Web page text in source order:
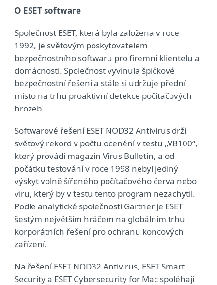
O ESET software
Společnost ESET, která byla založena v roce
1992, je světovým poskytovatelem
bezpečnostního softwaru pro firemní klientelu a
domácnosti. Společnost vyvinula špičkové
bezpečnostní řešení a stále si udržuje přední
místo na trhu proaktivní detekce počítačových
hrozeb.
Softwarové řešení ESET NOD32 Antivirus drží
světový rekord v počtu ocenění v testu „VB100“,
který provádí magazín Virus Bulletin, a od
počátku testování v roce 1998 nebyl jediný
výskyt volně šířeného počítačového červa nebo
viru, který by v testu tento program nezachytil.
Podle analytické společnosti Gartner je ESET
šestým největším hráčem na globálním trhu
korporátních řešení pro ochranu koncových
zařízení.
Na řešení ESET NOD32 Antivirus, ESET Smart
Security a ESET Cybersecurity for Mac spoléhají